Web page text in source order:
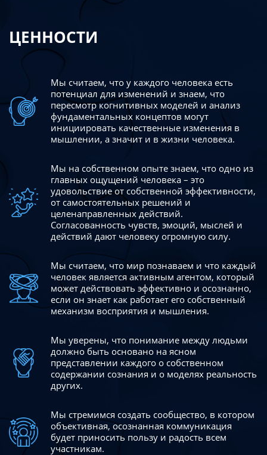
ЦЕННОСТИ
Мы считаем, что у каждого человека есть
потенциал для изменений и знаем, что
пересмотр когнитивных моделей и анализ
фундаментальных концептов могут
инициировать качественные изменения в
мышлении, а значит и в жизни человека.
Мы на собственном опыте знаем, что одно из
главных ощущений человека – это
удовольствие от собственной эффективности,
от самостоятельных решений и
целенаправленных действий.
Согласованность чувств, эмоций, мыслей и
действий дают человеку огромную силу.
Мы считаем, что мир познаваем и что каждый
человек является активным агентом, который
может действовать эффективно и осознанно,
если он знает как работает его собственный
механизм восприятия и мышления.
Мы уверены, что понимание между людьми
должно быть основано на ясном
представлении каждого о собственном
содержании сознания и о моделях реальность
других.
Мы стремимся создать сообщество, в котором
объективная, осознанная коммуникация
будет приносить пользу и радость всем
участникам.